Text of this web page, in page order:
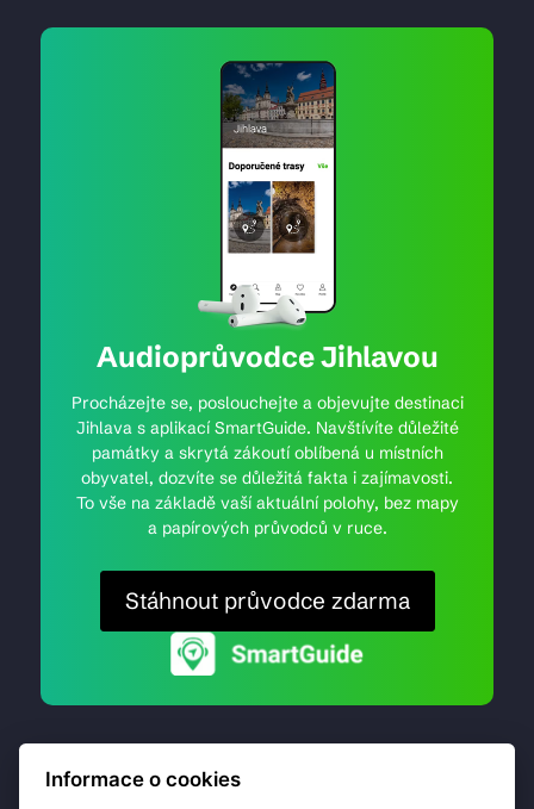
Audioprůvodce Jihlavou
Procházejte se, poslouchejte a objevujte destinaci
Jihlava s aplikací SmartGuide. Navštívíte důležité
památky a skrytá zákoutí oblíbená u místních
obyvatel, dozvíte se důležitá fakta i zajímavosti.
To vše na základě vaší aktuální polohy, bez mapy
a papírových průvodců v ruce.
Stáhnout průvodce zdarma
Informace o cookies